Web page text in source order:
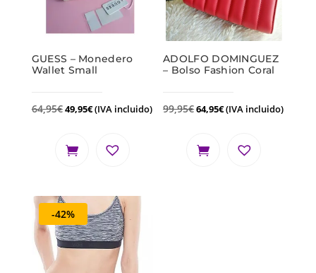
GUESS – Monedero
Wallet Small
64,95€49,95€(IVA incluido)
ADOLFO DOMINGUEZ
– Bolso Fashion Coral
99,95€64,95€(IVA incluido)
-42%